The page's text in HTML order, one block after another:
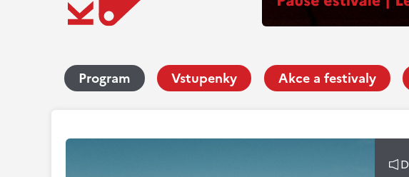
Program Vstupenky Akce a festivaly